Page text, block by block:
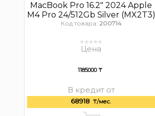
MacBook Pro 16.2″ 2024 Apple
M4 Pro 24/512Gb Silver (MX2T3)
Код товара: 200714
Цена
1185000 ₸
В кредит от
68918 ₸/мес.